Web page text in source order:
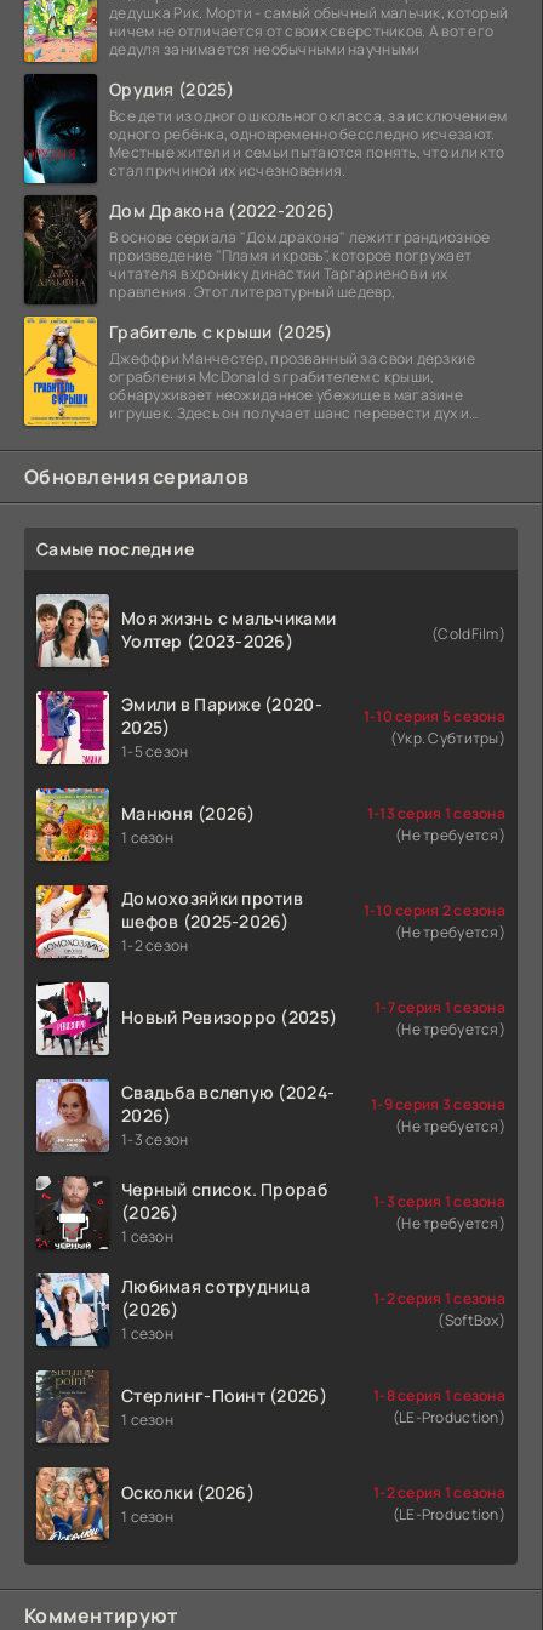
дедушка Рик. Морти - самый обычный мальчик, который
ничем не отличается от своих сверстников. А вот его
дедуля занимается необычными научными
Орудия (2025)
Все дети из одного школьного класса, за исключением
одного ребёнка, одновременно бесследно исчезают.
Местные жители и семьи пытаются понять, что или кто
стал причиной их исчезновения.
Дом Дракона (2022-2026)
В основе сериала "Дом дракона" лежит грандиозное
произведение "Пламя и кровь", которое погружает
читателя в хронику династии Таргариенов и их
правления. Этот литературный шедевр,
Грабитель с крыши (2025)
Джеффри Манчестер, прозванный за свои дерзкие
ограбления McDonald s грабителем с крыши,
обнаруживает неожиданное убежище в магазине
игрушек. Здесь он получает шанс перевести дух и
Обновления сериалов
Самые последние
Моя жизнь с мальчиками
Уолтер (2023-2026)
(ColdFilm)
Эмили в Париже (2020-
2025)
1-5 сезон
1-10 серия 5 сезона
(Укр. Субтитры)
Манюня (2026)
1 сезон
1-13 серия 1 сезона
(Не требуется)
Домохозяйки против
шефов (2025-2026)
1-2 сезон
1-10 серия 2 сезона
(Не требуется)
Новый Ревизорро (2025)
1-7 серия 1 сезона
(Не требуется)
Свадьба вслепую (2024-
2026)
1-3 сезон
1-9 серия 3 сезона
(Не требуется)
Черный список. Прораб
(2026)
1 сезон
1-3 серия 1 сезона
(Не требуется)
Любимая сотрудница
(2026)
1 сезон
1-2 серия 1 сезона
(SoftBox)
Стерлинг-Поинт (2026)
1 сезон
1-8 серия 1 сезона
(LE-Production)
Осколки (2026)
1 сезон
1-2 серия 1 сезона
(LE-Production)
Комментируют